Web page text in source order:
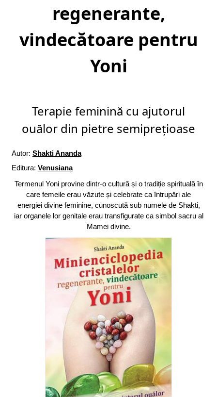
regenerante,
vindecătoare pentru
Yoni
Terapie feminină cu ajutorul
ouălor din pietre semiprețioase
Autor: Shakti Ananda
Editura: Venusiana
Termenul Yoni provine dintr-o cultură și o tradiție spirituală în
care femeile erau văzute și celebrate ca întrupări ale
energiei divine feminine, cunoscută sub numele de Shakti,
iar organele lor genitale erau transfigurate ca simbol sacru al
Mamei divine.